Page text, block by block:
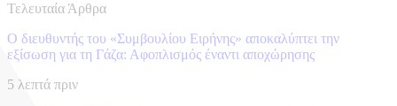
Τελευταία Άρθρα
Ο διευθυντής του «Συμβουλίου Ειρήνης» αποκαλύπτει την
εξίσωση για τη Γάζα: Αφοπλισμός έναντι αποχώρησης
5 λεπτά πριν